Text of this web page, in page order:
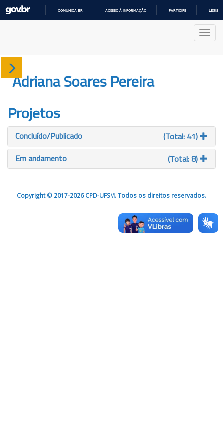
COMUNICA BR ACESSO À INFORMAÇÃO PARTICIPE
Sobre
Produção
Projetos
Gráficos
Adriana Soares Pereira
Projetos
Concluído/Publicado
(Total: 41)
Em andamento
(Total: 8)
Copyright © 2017-2026 CPD-UFSM. Todos os direitos reservados.